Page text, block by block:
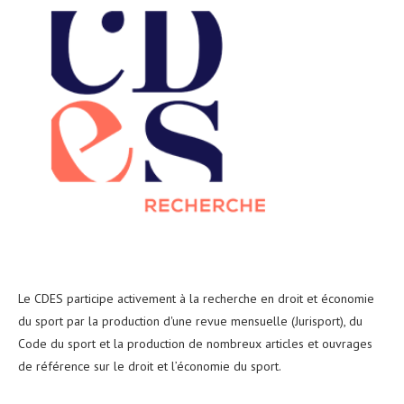
Le CDES participe activement à la recherche en droit et économie
du sport par la production d'une revue mensuelle (Jurisport), du
Code du sport et la production de nombreux articles et ouvrages
de référence sur le droit et l’économie du sport.